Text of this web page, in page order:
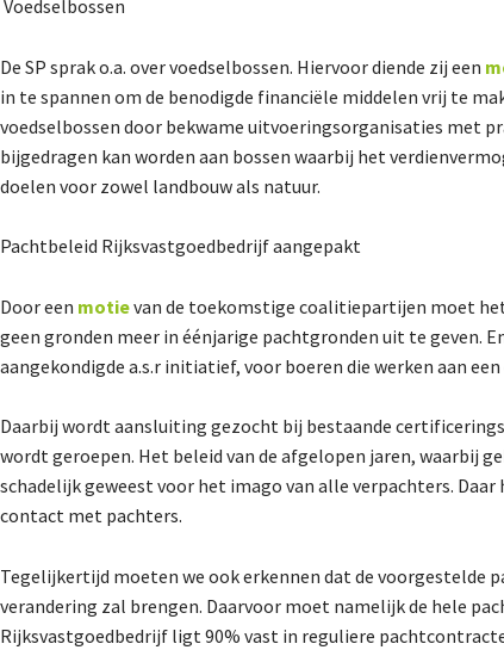
Voedselbossen
De SP sprak o.a. over voedselbossen. Hiervoor diende zij een
in te spannen om de benodigde financiële middelen vrij te
voedselbossen door bekwame uitvoeringsorganisaties met
bijgedragen kan worden aan bossen waarbij het
doelen voor zowel landbouw als natuur.
Pachtbeleid Rijksvastgoedbedrijf aangepakt
Door een motievan de toekomstige coalitiepartijen moet
geen gronden meer in éénjarige pachtgronden uit te geven.
aangekondigde a.s.r initiatief, voor boeren die werken aan
Daarbij wordt aansluiting gezocht bij bestaande
wordt geroepen. Het beleid van de afgelopen jaren, waarbij
schadelijk geweest voor het imago van alle verpachters.
contact met pachters.
Tegelijkertijd moeten we ook erkennen dat de
verandering zal brengen. Daarvoor moet namelijk de hele
Rijksvastgoedbedrijf ligt 90% vast in reguliere